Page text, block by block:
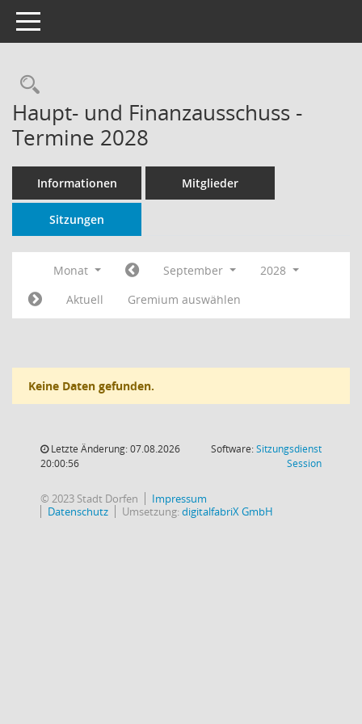
Toggle navigation
Rechercheauswahl
Haupt- und Finanzausschuss -
Termine 2028
Informationen Mitglieder
Sitzungen
Monat September
2028
Aktuell
Gremium auswählen
Keine Daten gefunden.
Letzte Änderung: 07.08.2026
20:00:56
Software:Sitzungsdienst
Session(Wird in
© 2023 Stadt Dorfen
Impressum
Datenschutz
Umsetzung:digitalfabriX GmbH